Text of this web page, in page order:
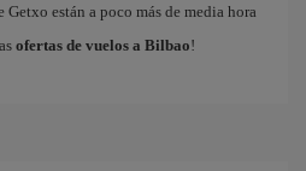
Getxo están a poco más de media hora
ofertas de vuelos a Bilbao!